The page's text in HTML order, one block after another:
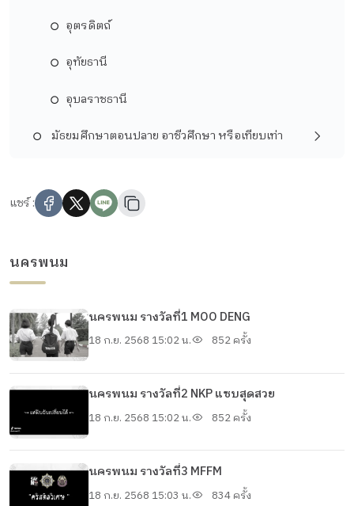
อุตรดิตถ์
อุทัยธานี
อุบลราชธานี
มัธยมศึกษาตอนปลาย อาชีวศึกษา หรือเทียบเท่า
แชร์ :
นครพนม
นครพนม รางวัลที่1 MOO DENG
18 ก.ย. 2568 15:02 น. 852 ครั้ง
นครพนม รางวัลที่2 NKP แซบสุดสวย
18 ก.ย. 2568 15:02 น. 852 ครั้ง
นครพนม รางวัลที่3 MFFM
18 ก.ย. 2568 15:03 น. 834 ครั้ง